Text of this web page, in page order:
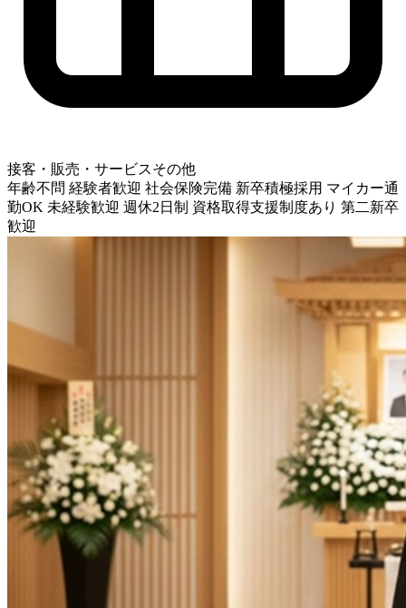
接客・販売・サービスその他
年齢不問 経験者歓迎 社会保険完備 新卒積極採用 マイカー通
勤OK 未経験歓迎 週休2日制 資格取得支援制度あり 第二新卒
歓迎